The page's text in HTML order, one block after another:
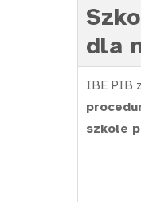
dla
IBE PIB
szkole